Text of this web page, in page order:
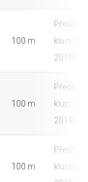
100 m
kluci
2019)
100 m
kluci
2019)
100 m
kluci